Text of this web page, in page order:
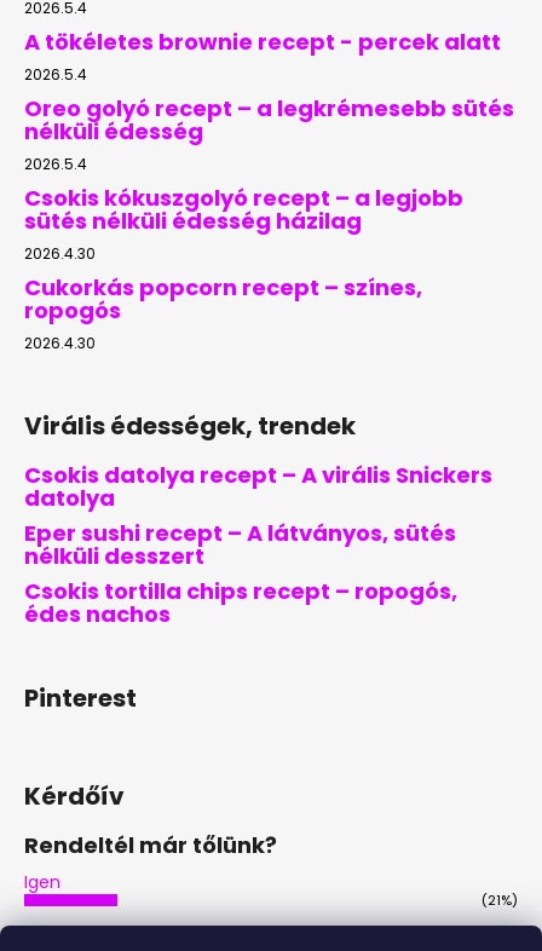
2026.5.4
A tökéletes brownie recept - percek alatt
2026.5.4
Oreo golyó recept – a legkrémesebb sütés
nélküli édesség
2026.5.4
Csokis kókuszgolyó recept – a legjobb
sütés nélküli édesség házilag
2026.4.30
Cukorkás popcorn recept – színes,
ropogós
2026.4.30
Virális édességek, trendek
Csokis datolya recept – A virális Snickers
datolya
Eper sushi recept – A látványos, sütés
nélküli desszert
Csokis tortilla chips recept – ropogós,
édes nachos
Pinterest
Kérdőív
Rendeltél már tőlünk?
Igen
(21%)
Nem